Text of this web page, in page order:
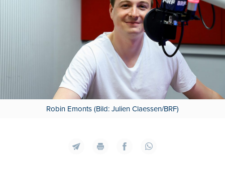
Robin Emonts (Bild: Julien Claessen/BRF)